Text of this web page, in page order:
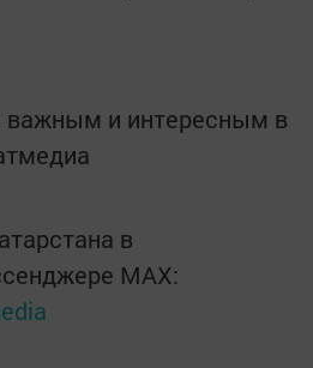
и интересным в
в
MАХ: